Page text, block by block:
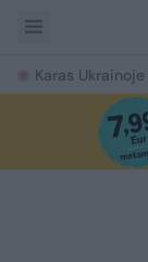
Karas Ukrainoje